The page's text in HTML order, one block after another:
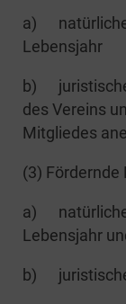
a) natür­li­che
Lebensjahr
b) juris­ti­sche
des Ver­eins
Mit­glie­des
(3) För­dern­de
a) natür­li­che
Lebens­jahr
b)